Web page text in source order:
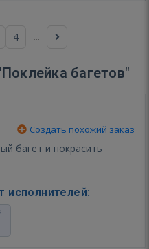
4 ...
багетов"
Создать похожий заказ
багет и покрасить